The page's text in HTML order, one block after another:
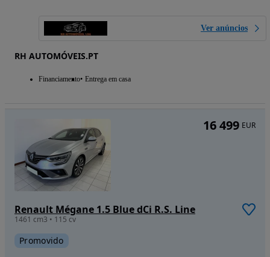
Ver anúncios
RH AUTOMÓVEIS.PT
Financiamento Entrega em casa
Renault Mégane 1.5 Blue dCi R.S. Line
1461 cm3 • 115 cv
Promovido
16 499 EUR